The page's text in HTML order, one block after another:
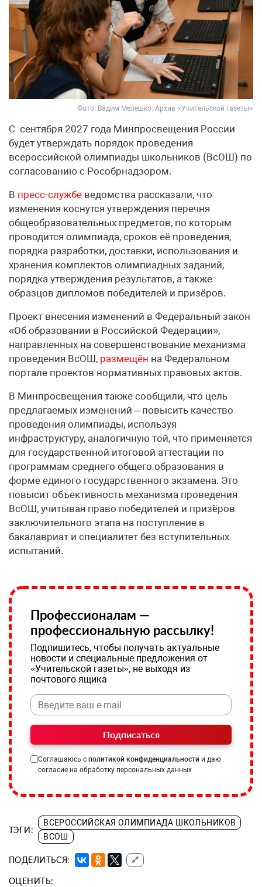
Фото: Вадим Мелешко. Архив «Учительской газеты»
С сентября 2027 года Минпросвещения России
будет утверждать порядок проведения
всероссийской олимпиады школьников (ВсОШ) по
согласованию с Рособрнадзором.
В пресс-службе ведомства рассказали, что
изменения коснутся утверждения перечня
общеобразовательных предметов, по которым
проводится олимпиада, сроков её проведения,
порядка разработки, доставки, использования и
хранения комплектов олимпиадных заданий,
порядка утверждения результатов, а также
образцов дипломов победителей и призёров.
Проект внесения изменений в Федеральный закон
«Об образовании в Российской Федерации»,
направленных на совершенствование механизма
проведения ВсОШ, размещён на Федеральном
портале проектов нормативных правовых актов.
В Минпросвещения также сообщили, что цель
предлагаемых изменений – повысить качество
проведения олимпиады, используя
инфраструктуру, аналогичную той, что применяется
для государственной итоговой аттестации по
программам среднего общего образования в
форме единого государственного экзамена. Это
повысит объективность механизма проведения
ВсОШ, учитывая право победителей и призёров
заключительного этапа на поступление в
бакалавриат и специалитет без вступительных
испытаний.
Профессионалам —
профессиональную рассылку!
Подпишитесь, чтобы получать актуальные
новости и специальные предложения от
«Учительской газеты», не выходя из
почтового ящика
Подписаться
Соглашаюсь с политикой конфиденциальности и даю
согласие на обработку персональных данных
ТЭГИ:
ВСЕРОССИЙСКАЯ ОЛИМПИАДА ШКОЛЬНИКОВ
ВСОШ
ПОДЕЛИТЬСЯ: 🔗
ОЦЕНИТЬ: